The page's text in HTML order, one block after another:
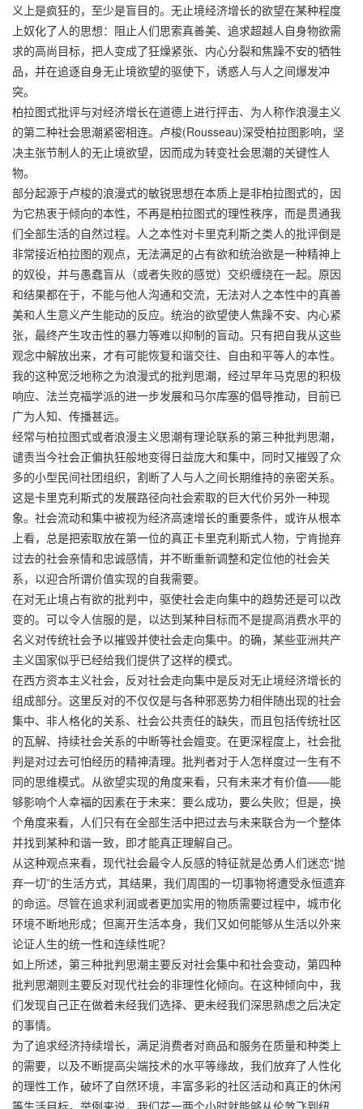
义上是疯狂的，至少是盲目的。无止境经济增长的欲望在某种程度
上奴化了人的思想：阻止人们思索真善美、追求超越人自身物欲需
求的高尚目标，把人变成了狂燥紧张、内心分裂和焦躁不安的牺牲
品，并在追逐自身无止境欲望的驱使下，诱惑人与人之间爆发冲
突。
柏拉图式批评与对经济增长在道德上进行抨击、为人称作浪漫主义
的第二种社会思潮紧密相连。卢梭(Rousseau)深受柏拉图影响，坚
决主张节制人的无止境欲望，因而成为转变社会思潮的关键性人
物。
部分起源于卢梭的浪漫式的敏锐思想在本质上是非柏拉图式的，因
为它热衷于倾向的本性，不再是柏拉图式的理性秩序，而是贯通我
们全部生活的自然过程。人之本性对卡里克利斯之类人的批评倒是
非常接近柏拉图的观点，无法满足的占有欲和统治欲是一种精神上
的奴役，并与愚蠢盲从（或者失败的感觉）交织缠绕在一起。原因
和结果都在于，不能与他人沟通和交流，无法对人之本性中的真善
美和人生意义产生能动的反应。统治的欲望使人焦躁不安、内心紧
张，最终产生攻击性的暴力等难以抑制的盲动。只有把自我从这些
观念中解放出来，才有可能恢复和谐交往、自由和平等人的本性。
我的这种宽泛地称之为浪漫式的批判思潮，经过早年马克思的积极
响应、法兰克福学派的进一步发展和马尔库塞的倡导推动，目前已
广为人知、传播甚远。
经常与柏拉图式或者浪漫主义思潮有理论联系的第三种批判思潮，
谴责当今社会正偏执狂般地变得日益庞大和集中，同时又摧毁了众
多的小型民间社团组织，割断了人与人之间长期维持的亲密关系。
这是卡里克利斯式的发展路径向社会索取的巨大代价另外一种现
象。社会流动和集中被视为经济高速增长的重要条件，或许从根本
上看，总是把索取放在第一位的真正卡里克利斯式人物，宁肯抛弃
过去的社会亲情和忠诚感情，并不断重新调整和定位他的社会关
系，以迎合所谓价值实现的自我需要。
在对无止境占有欲的批判中，驱使社会走向集中的趋势还是可以改
变的。可以令人信服的是，以达到某种目标而不是提高消费水平的
名义对传统社会予以摧毁并使社会走向集中。的确，某些亚洲共产
主义国家似乎已经给我们提供了这样的模式。
在西方资本主义社会，反对社会走向集中是反对无止境经济增长的
组成部分。这里反对的不仅仅是与各种邪恶势力相伴随出现的社会
集中、非人格化的关系、社会公共责任的缺失，而且包括传统社区
的瓦解、持续社会关系的中断等社会嬗变。在更深程度上，社会批
判是对过去可怕经历的精神清理。批判者对于人怎样度过一生有不
同的思维模式。从欲望实现的角度来看，只有未来才有价值——能
够影响个人幸福的因素在于未来：要么成功，要么失败；但是，换
个角度来看，人们只有在全部生活中把过去与未来联合为一个整体
并找到某种和谐一致，即才能真正理解自己。
从这种观点来看，现代社会最令人反感的特征就是怂勇人们迷恋“抛
弃一切”的生活方式，其结果，我们周围的一切事物将遭受永恒遗弃
的命运。尽管在追求利润或者更加实用的物质需要过程中，城市化
环境不断地形成；但离开生活本身，我们又如何能够从生活以外来
论证人生的统一性和连续性呢？
如上所述，第三种批判思潮主要反对社会集中和社会变动，第四种
批判思潮则主要反对现代社会的非理性化倾向。在这种倾向中，我
们发现自己正在做着未经我们选择、更未经我们深思熟虑之后决定
的事情。
为了追求经济持续增长，满足消费者对商品和服务在质量和种类上
的需要，以及不断提高尖端技术的水平等缘故，我们放弃了人性化
的理性工作，破坏了自然环境，丰富多彩的社区活动和真正的休闲
等生活目标。举例来说，我们花一两个小时就能够从伦敦飞到纽